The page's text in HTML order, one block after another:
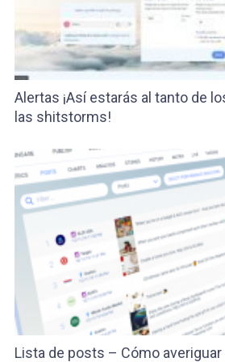
Alertas ¡Así estarás al tanto de
las shitstorms!
Lista de posts – Cómo